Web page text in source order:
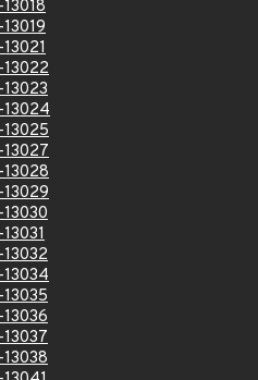
13022
13024
13025
13027
13028
13029
13034